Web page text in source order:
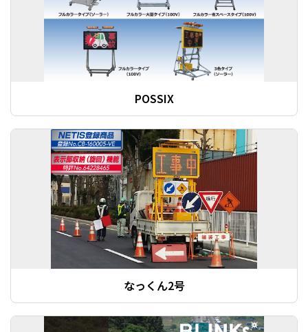
POSSIX
なっくん2号